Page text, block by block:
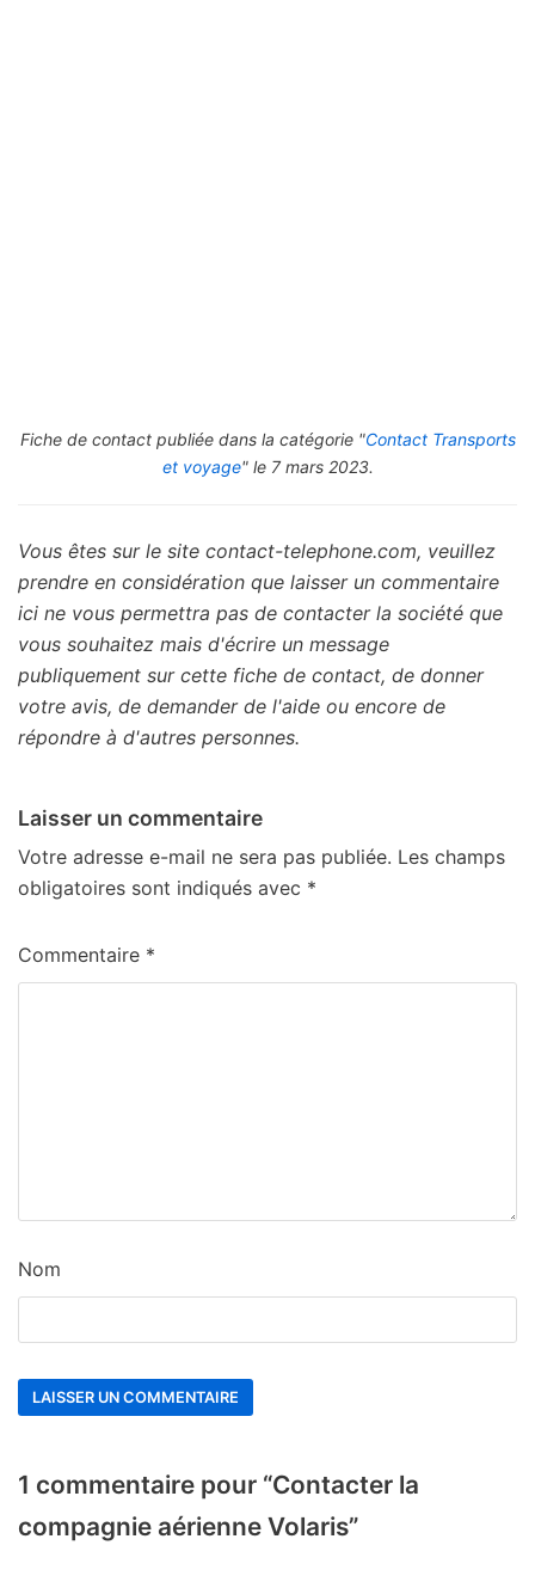
Fiche de contact publiée dans la catégorie "Contact Transports
et voyage" le 7 mars 2023.
Vous êtes sur le site contact-telephone.com, veuillez
prendre en considération que laisser un commentaire
ici ne vous permettra pas de contacter la société que
vous souhaitez mais d'écrire un message
publiquement sur cette fiche de contact, de donner
votre avis, de demander de l'aide ou encore de
répondre à d'autres personnes.
Laisser un commentaire
Votre adresse e-mail ne sera pas publiée. Les champs
obligatoires sont indiqués avec *
Commentaire *
Nom
1 commentaire pour “Contacter la
compagnie aérienne Volaris”